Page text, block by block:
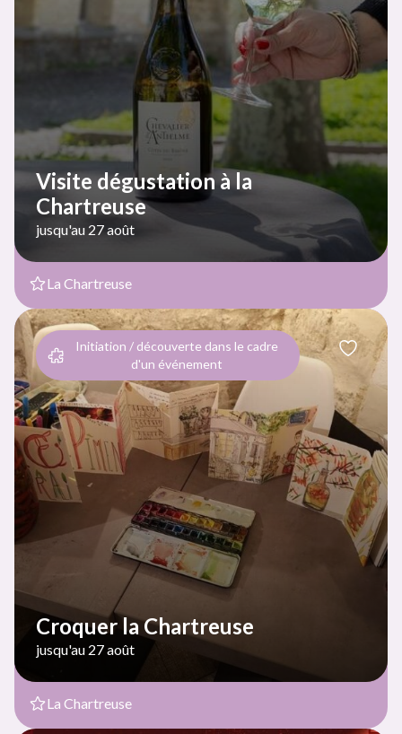
Visite dégustation à la
Chartreuse
jusqu'au 27 août
La Chartreuse
Croquer la Chartreuse
jusqu'au 27 août
Initiation / découverte dans le cadre
d'un événement
La Chartreuse